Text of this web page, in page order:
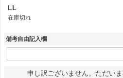
LL
在庫切れ
備考自由記入欄
申し訳ございません。ただいま